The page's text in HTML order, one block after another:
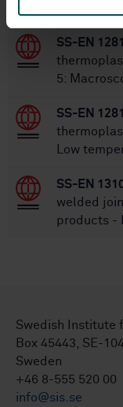
SS-EN
5:
SS-EN
Low
SS-EN
welded
products -
Swedish Institute
Box 45443, SE-
Sweden
+46 8-555 520 00
info@sis.se